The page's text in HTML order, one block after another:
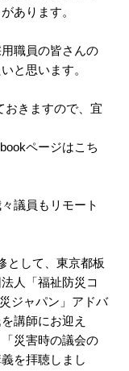
あります。
職員の皆さんの
と思います。
おきますので、宜
ページはこち
議員もリモート
として、東京都板
人「福祉防災コ
ジャパン」アドバ
講師にお迎え
災害時の議会の
を拝聴しまし